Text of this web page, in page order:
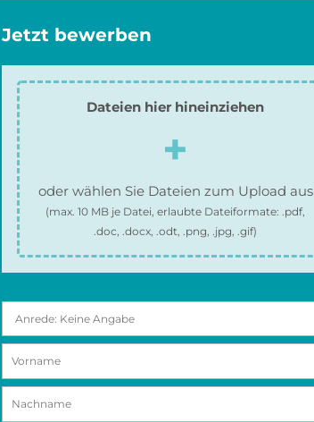
Jetzt bewerben
Dateien hier hineinziehen
oder wählen Sie Dateien zum Upload aus
(max.10 MB je Datei, erlaubte Dateiformate:.pdf,
.doc, .docx, .odt, .png, .jpg, .gif)